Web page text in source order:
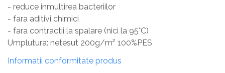
- reduce inmultirea bacteriilor
- fara aditivi chimici
- fara contractii la spalare (nici la 95°C)
Umplutura: netesut 200g/m² 100%PES
Informatii conformitate produs